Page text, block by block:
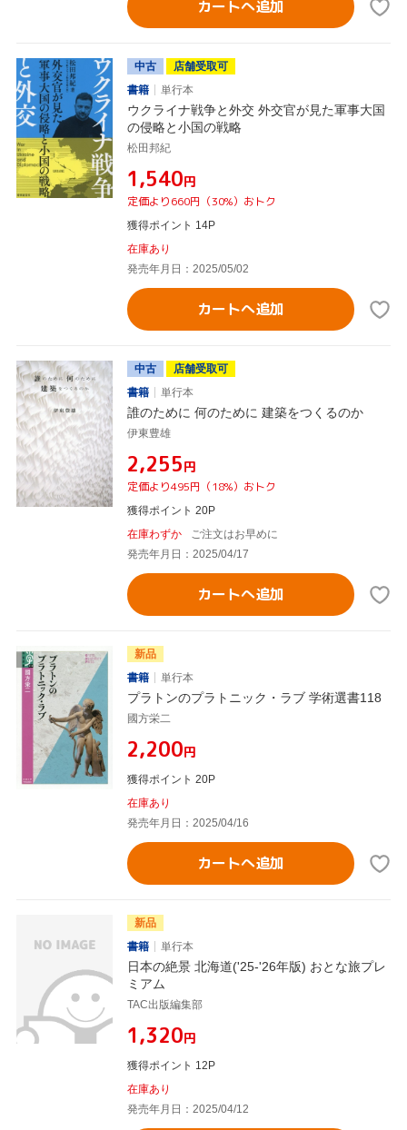
カートへ追加
中古
店舗受取可
書籍
単行本
ウクライナ戦争と外交 外交官が見た軍事大国
の侵略と小国の戦略
松田邦紀
¥1,540円
定価より660円（30%）おトク
獲得ポイント 14P
在庫あり
発売年月日：2025/05/02
カートへ追加
中古
店舗受取可
書籍
単行本
誰のために 何のために 建築をつくるのか
伊東豊雄
¥2,255円
定価より495円（18%）おトク
獲得ポイント 20P
在庫わずか
ご注文はお早めに
発売年月日：2025/04/17
カートへ追加
新品
書籍
単行本
プラトンのプラトニック・ラブ 学術選書118
國方栄二
¥2,200円
獲得ポイント 20P
在庫あり
発売年月日：2025/04/16
カートへ追加
新品
書籍
単行本
日本の絶景 北海道('25-'26年版) おとな旅プレ
ミアム
TAC出版編集部
¥1,320円
獲得ポイント 12P
在庫あり
発売年月日：2025/04/12